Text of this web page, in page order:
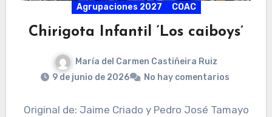
Agrupaciones 2027 COAC
Chirigota Infantil ‘Los caiboys’
María del Carmen Castiñeira Ruiz
9 de junio de 2026
No hay comentarios
Original de: Jaime Criado y Pedro José Tamayo